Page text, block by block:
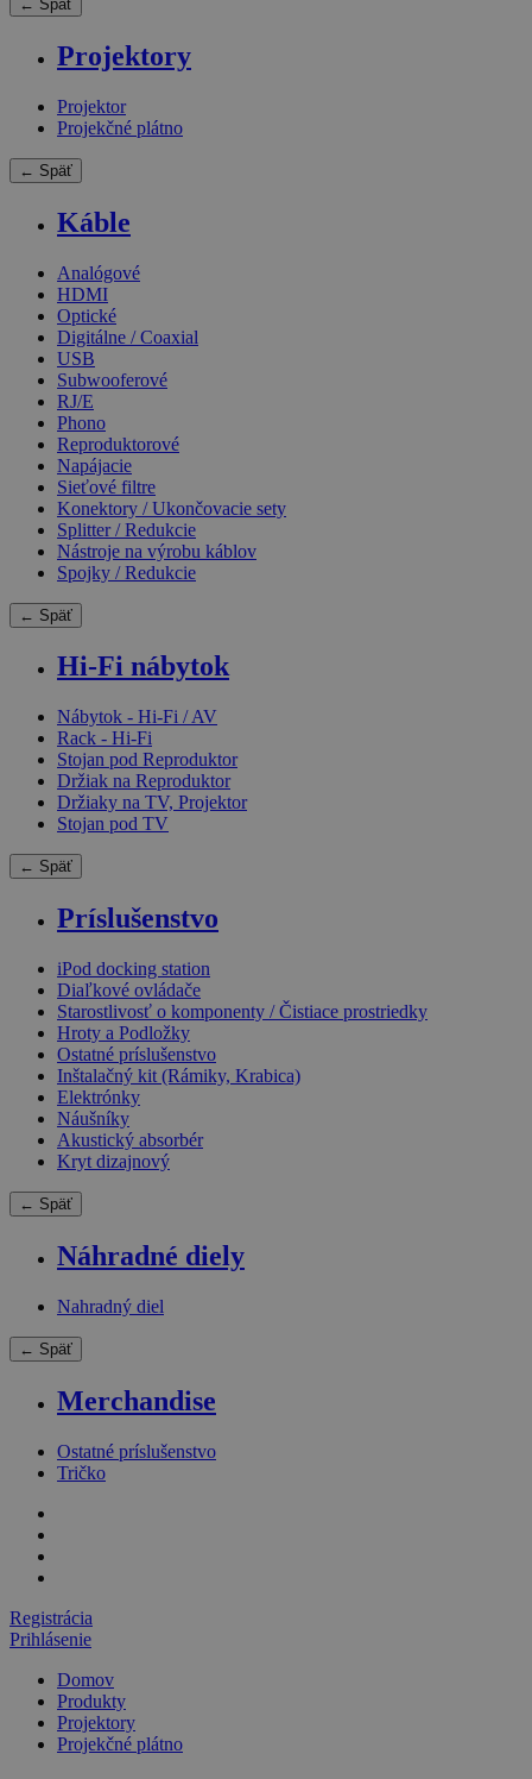
← Späť
Projektory
Projektor
Projekčné plátno
← Späť
Káble
Analógové
HDMI
Optické
Digitálne / Coaxial
USB
Subwooferové
RJ/E
Phono
Reproduktorové
Napájacie
Sieťové filtre
Konektory / Ukončovacie sety
Splitter / Redukcie
Nástroje na výrobu káblov
Spojky / Redukcie
← Späť
Hi-Fi nábytok
Nábytok - Hi-Fi / AV
Rack - Hi-Fi
Stojan pod Reproduktor
Držiak na Reproduktor
Držiaky na TV, Projektor
Stojan pod TV
← Späť
Príslušenstvo
iPod docking station
Diaľkové ovládače
Starostlivosť o komponenty / Čistiace prostriedky
Hroty a Podložky
Ostatné príslušenstvo
Inštalačný kit (Rámiky, Krabica)
Elektrónky
Náušníky
Akustický absorbér
Kryt dizajnový
← Späť
Náhradné diely
Nahradný diel
← Späť
Merchandise
Ostatné príslušenstvo
Tričko
Registrácia
Prihlásenie
Domov
Produkty
Projektory
Projekčné plátno